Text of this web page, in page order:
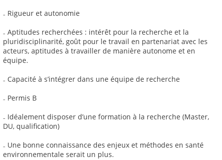
₋ Rigueur et autonomie
₋ Aptitudes recherchées : intérêt pour la recherche et la
pluridisciplinarité, goût pour le travail en partenariat avec les
acteurs, aptitudes à travailler de manière autonome et en
équipe.
₋ Capacité à s’intégrer dans une équipe de recherche
₋ Permis B
₋ Idéalement disposer d’une formation à la recherche (Master,
DU, qualification)
₋ Une bonne connaissance des enjeux et méthodes en santé
environnementale serait un plus.